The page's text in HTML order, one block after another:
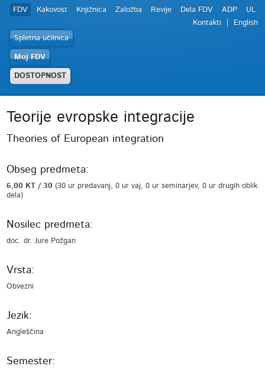
FDV Kakovost Knjižnica Založba Revije Dela FDV ADP
UL
Kontakti
English
Spletna učilnica
Moj FDV
DOSTOPNOST
Teorije evropske integracije
Theories of European integration
Obseg predmeta:
6,00 KT / 30(30 ur predavanj, 0 ur vaj, 0 ur seminarjev, 0 ur drugih oblik
dela)
Nosilec predmeta:
doc. dr. Jure Požgan
Vrsta:
Obvezni
Jezik:
Angleščina
Semester: